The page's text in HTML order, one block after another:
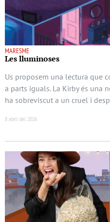
MARESME
Les lluminoses
Us proposem una lectura que
a parts iguals. La Kirby és una
ha sobreviscut a un cruel i
8 abril del 2026